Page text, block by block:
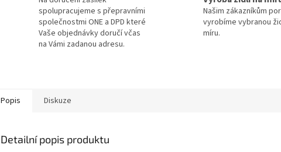
spolupracujeme s přepravními
společnostmi ONE a DPD které
Vaše objednávky doručí včas
na Vámi zadanou adresu.
Našim zákazníkům
vyrobíme vybranou
míru.
Popis Diskuze
Detailní popis produktu